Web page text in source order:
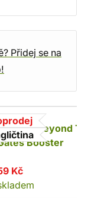
Přidej se na
Beyond
Booster
Kč